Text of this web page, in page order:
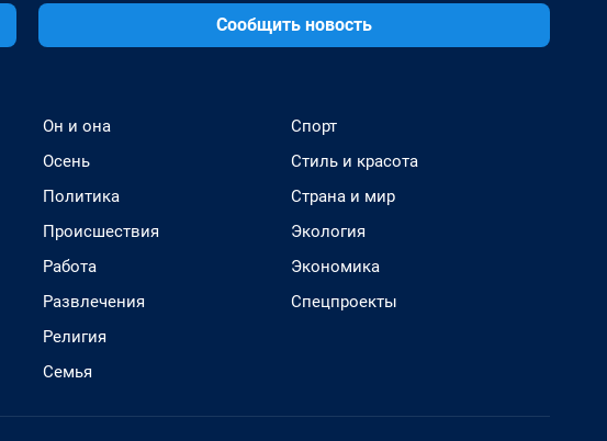
Сообщить новость
Он и она
Осень
Политика
Происшествия
Работа
Развлечения
Религия
Семья
Спорт
Стиль и красота
Страна и мир
Экология
Экономика
Спецпроекты